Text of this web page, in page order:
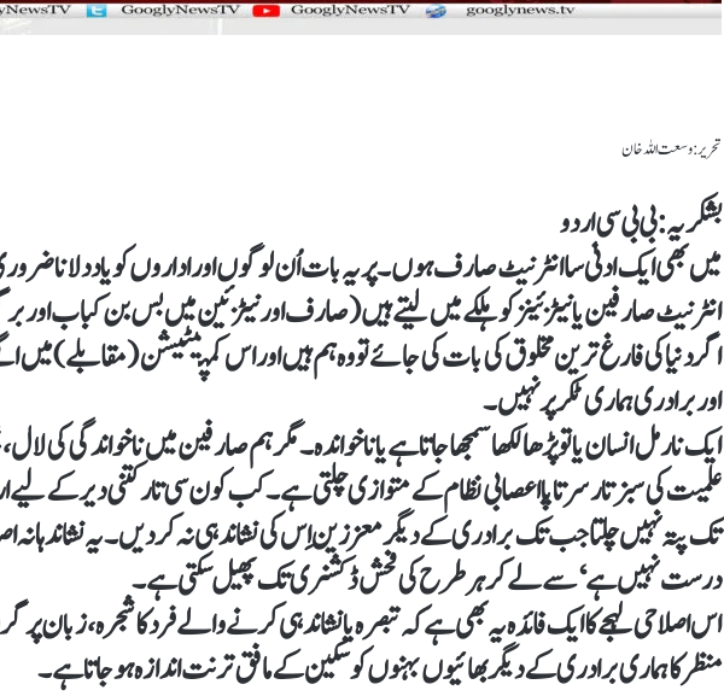
تحریر:وسعت اللہ خان
بشکریہ : بی بی سی اردو
میں بھی ایک ادنیٰ سا انٹرنیٹ صارف ہوں۔ پر یہ بات اُن لوگوں اور اداروں کو یاد دلانا
انٹرنیٹ صارفین یا نیٹزئینز کو ہلکے میں لیتے ہیں (صارف اور نیٹزئین میں بس بن کباب
اگر دنیا کی فارغ ترین مخلوق کی بات کی جائے تو وہ ہم ہیں اور اس کمپیٹیشن (مقابلے)
اور برادری ہماری ٹکر پر نہیں۔
ایک نارمل انسان یا تو پڑھا لکھا سمجھا جاتا ہے یا ناخواندہ ۔ مگر ہم صارفین میں ناخواندگی کی
علمیت کی سبز تار سر تا پا اعصابی نظام کے متوازی چلتی ہے۔ کب کون سی تار کتنی دیر کے
تک پتہ نہیں چلتا جب تک برادری کے دیگر معززین اِس کی نشاندہی نہ کر دیں۔ یہ نشاندہانہ
درست نہیں ہے‘ سے لے کر ہر طرح کی فحش ڈکشنری تک پھیل سکتی ہے۔
اس اصلاحی لہجے کا ایک فائدہ یہ بھی ہے کہ تبصرہ یا نشاندہی کرنے والے فرد کا شجرہ، زبان پر
منظر کا ہماری برادری کے دیگر بھائیوں بہنوں کو سکین کے مافق ترنت اندازہ ہو جاتا ہے۔